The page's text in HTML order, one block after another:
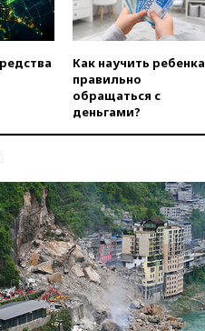
Как научить ребенка
правильно
обращаться с
деньгами?